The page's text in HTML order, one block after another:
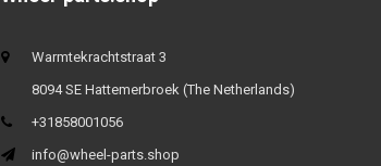
Warmtekrachtstraat 3
8094 SE Hattemerbroek (The Netherlands)
+31858001056
info@wheel-parts.shop